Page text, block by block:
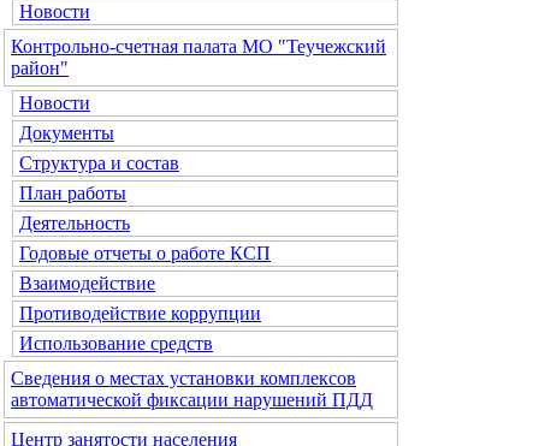
Новости
Контрольно-счетная палата МО "Теучежский
район"
Новости
Документы
Структура и состав
План работы
Деятельность
Годовые отчеты о работе КСП
Взаимодействие
Противодействие коррупции
Использование средств
Сведения о местах установки комплексов
автоматической фиксации нарушений ПДД
Центр занятости населения